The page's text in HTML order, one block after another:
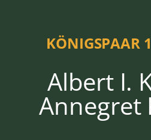
KÖNIGSPAAR
Albert I.
Annegret